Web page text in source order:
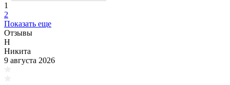
1
2
Показать еще
Отзывы
Н
Никита
9 августа 2026